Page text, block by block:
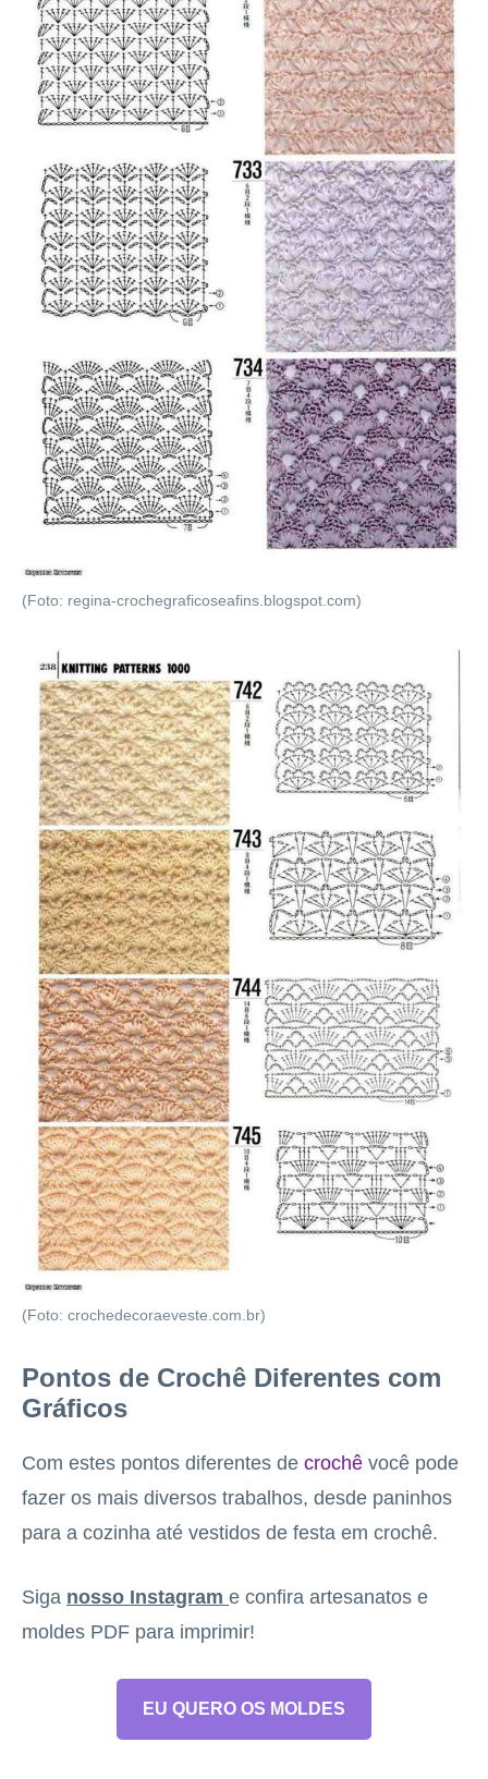
(Foto: regina-crochegraficoseafins.blogspot.com)
(Foto: crochedecoraeveste.com.br)
Pontos de Crochê Diferentes com
Gráficos
Com estes pontos diferentes de crochê você pode
fazer os mais diversos trabalhos, desde paninhos
para a cozinha até vestidos de festa em crochê.
Siga nosso Instagram e confira artesanatos e
moldes PDF para imprimir!
EU QUERO OS MOLDES